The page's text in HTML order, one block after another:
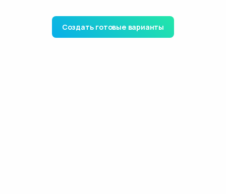
Создать готовые варианты